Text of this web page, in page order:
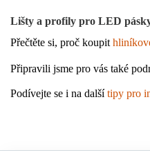
Lišty a profily pro LED
Přečtěte si, proč koupit
Připravili jsme pro vás také
Podívejte se i na další tipy pro